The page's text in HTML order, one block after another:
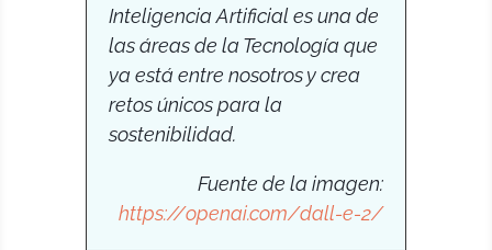
Inteligencia Artificial es una de
las áreas de la Tecnología que
ya está entre nosotros y crea
retos únicos para la
sostenibilidad.
Fuente de la imagen:
https://openai.com/dall-e-2/